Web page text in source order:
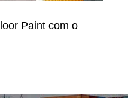
Paint com o